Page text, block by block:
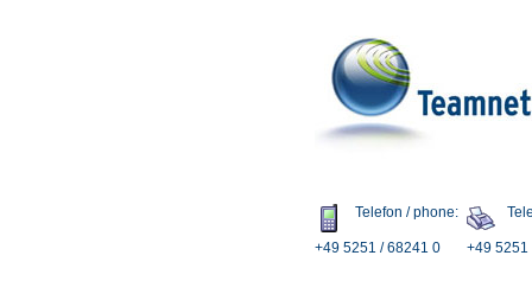
Telefon / phone:
+49 5251 / 68241 0 +49 5251